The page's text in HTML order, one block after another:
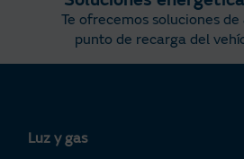
Te ofrecemos soluciones
punto de recarga del
Luz y gas